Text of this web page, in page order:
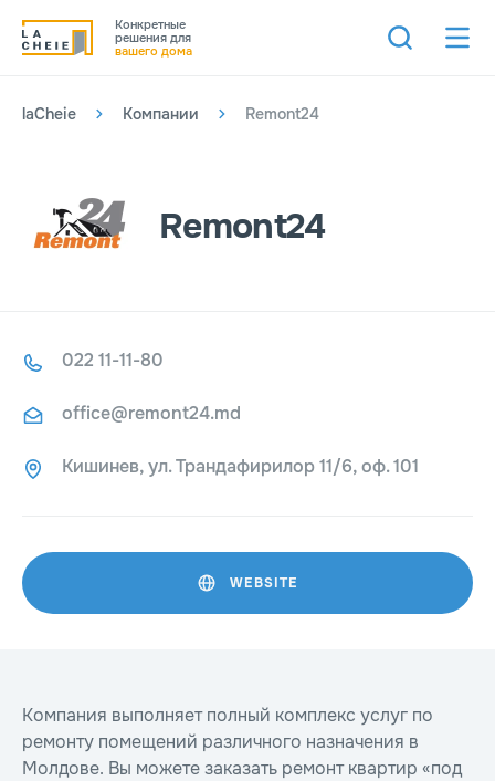
Конкретные
решения для
вашего дома
laCheie Компании Remont24
Remont24
022 11-11-80
office@remont24.md
Кишинев, ул. Трандафирилор 11/6, оф. 101
WEBSITE
Компания выполняет полный комплекс услуг по
ремонту помещений различного назначения в
Молдове. Вы можете заказать ремонт квартир «под